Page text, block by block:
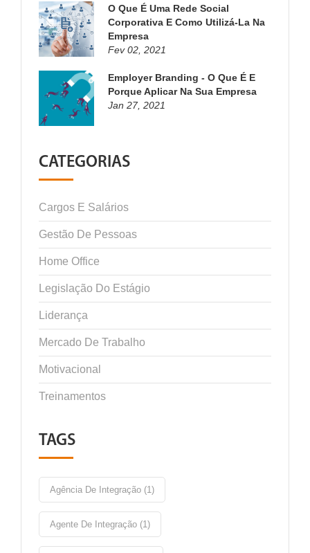
O Que É Uma Rede Social
Corporativa E Como Utilizá-La Na
Empresa
Fev 02, 2021
Employer Branding - O Que É E
Porque Aplicar Na Sua Empresa
Jan 27, 2021
CATEGORIAS
Cargos E Salários
Gestão De Pessoas
Home Office
Legislação Do Estágio
Liderança
Mercado De Trabalho
Motivacional
Treinamentos
TAGS
Agência De Integração (1)
Agente De Integração (1)